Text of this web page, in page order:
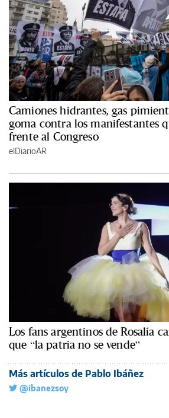
Camiones hidrantes, gas
goma contra los manifestantes
frente al Congreso
elDiarioAR
Los fans argentinos de Rosalía
que “la patria no se vende”
Más artículos de Pablo Ibáñez
@ibanezsoy